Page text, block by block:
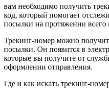
вам необходимо получить
код, который помогает
посылки на протяжении всего
Трекинг-номер можно
посылки. Он появится в
которые вы получите от
оформлении отправления.
Где и как искать трекинг-